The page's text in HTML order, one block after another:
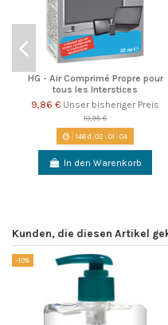
HG - Air Comprimé Propre pour
tous les Interstices
9,86 € Unser bisheriger Preis
10,95 €
146d. 02 :01 :04
In den Warenkorb
Kunden, die diesen Artikel
-10%